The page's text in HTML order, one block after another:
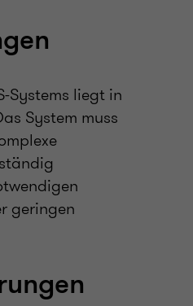
Systems liegt in
System muss
geringen